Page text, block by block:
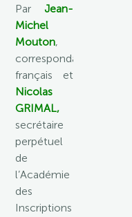
Par Jean-
Michel
Mouton,
correspondant
français et
Nicolas
GRIMAL,
secrétaire
perpétuel
de
l’Académie
des
Inscriptions